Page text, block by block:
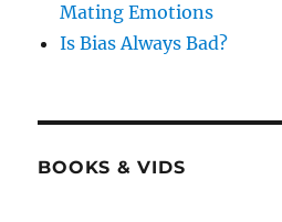
Mating Emotions
Is Bias Always Bad?
BOOKS & VIDS